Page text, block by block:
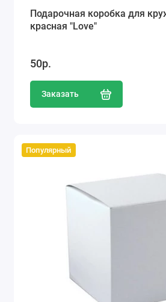
Подарочная коробка для
красная "Love"
50р.
Заказать
Популярный